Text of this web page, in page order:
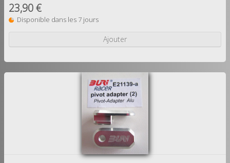
23,90 €
Disponible dans les 7 jours
Ajouter